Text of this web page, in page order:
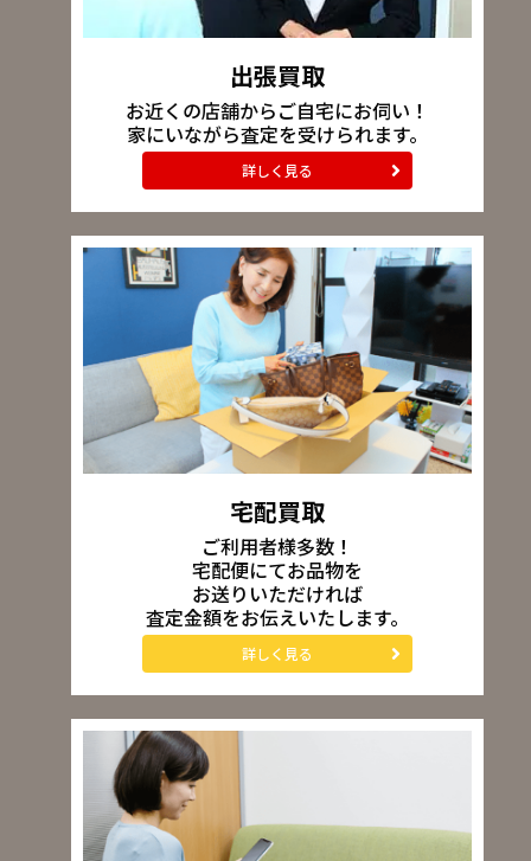
出張買取
お近くの店舗からご自宅にお伺い！
家にいながら査定を受けられます。
詳しく見る
宅配買取
ご利用者様多数！
宅配便にてお品物を
お送りいただければ
査定金額をお伝えいたします。
詳しく見る